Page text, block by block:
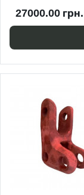
27000.00 грн.